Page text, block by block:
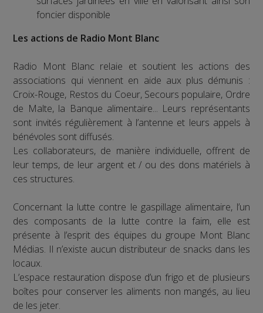
foncier disponible
Les actions de Radio Mont Blanc
Radio Mont Blanc relaie et soutient les actions des
associations qui viennent en aide aux plus démunis :
Croix-Rouge, Restos du Coeur, Secours populaire, Ordre
de Malte, la Banque alimentaire... Leurs représentants
sont invités régulièrement à l’antenne et leurs appels à
bénévoles sont diffusés.
Les collaborateurs, de manière individuelle, offrent de
leur temps, de leur argent et / ou des dons matériels à
ces structures.
Concernant la lutte contre le gaspillage alimentaire, l’un
des composants de la lutte contre la faim, elle est
présente à l’esprit des équipes du groupe Mont Blanc
Médias. Il n’existe aucun distributeur de snacks dans les
locaux.
L’espace restauration dispose d’un frigo et de plusieurs
boîtes pour conserver les aliments non mangés, au lieu
de les jeter.